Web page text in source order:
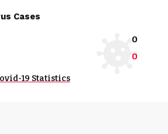
Cases
0
0
19 Statistics